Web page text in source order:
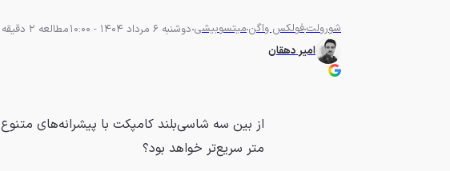
شورولتفولکس واگنمیتسوبیشی دوشنبه 6 مرداد 1404 - 10:00
مطالعه 2 دقیقه
امیر دهقان
متر سریع‌تر خواهد بود؟